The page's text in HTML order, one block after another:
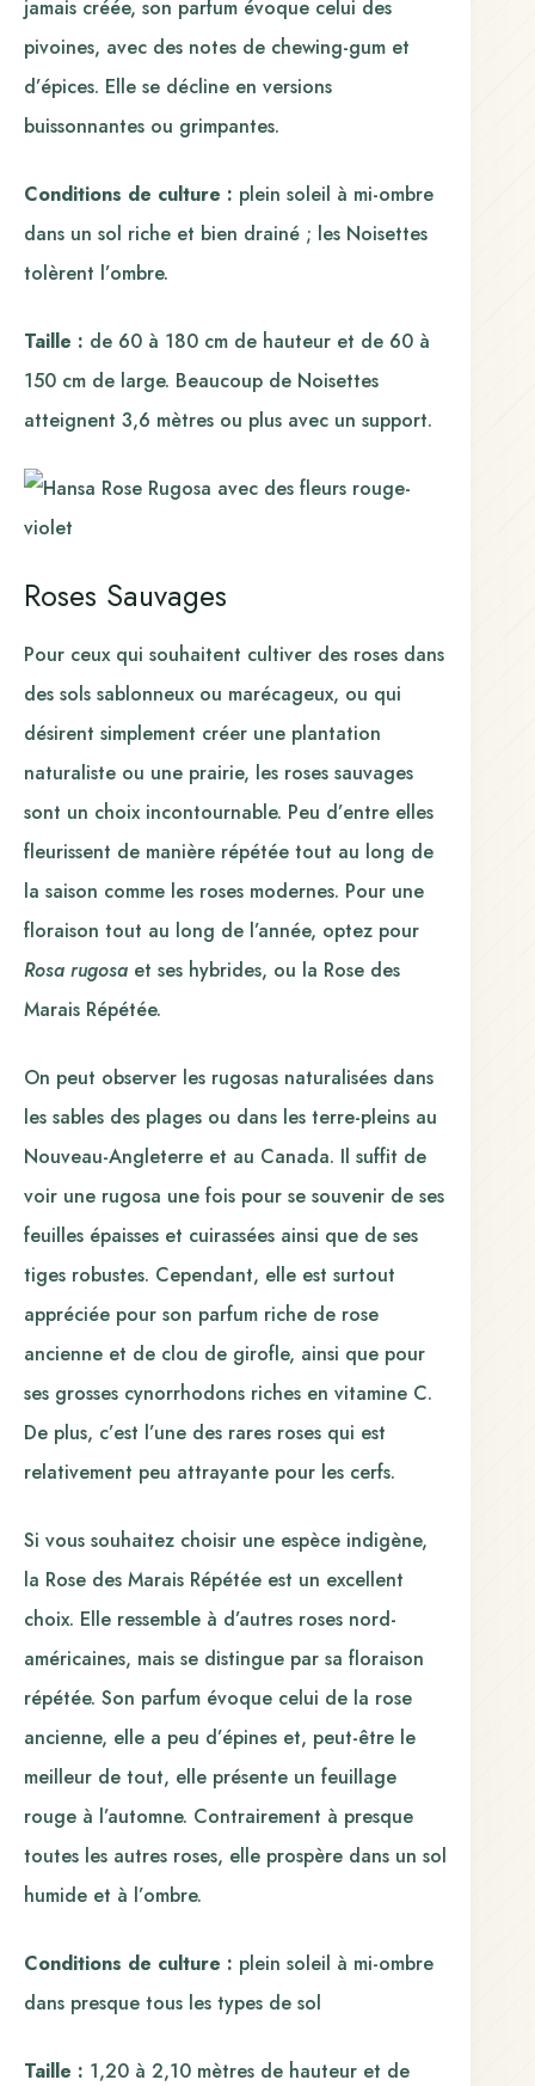
jamais créée, son parfum évoque celui des
pivoines, avec des notes de chewing-gum et
d’épices. Elle se décline en versions
buissonnantes ou grimpantes.
Conditions de culture : plein soleil à mi-ombre
dans un sol riche et bien drainé ; les Noisettes
tolèrent l’ombre.
Taille : de 60 à 180 cm de hauteur et de 60 à
150 cm de large. Beaucoup de Noisettes
atteignent 3,6 mètres ou plus avec un support.
Roses Sauvages
Pour ceux qui souhaitent cultiver des roses dans
des sols sablonneux ou marécageux, ou qui
désirent simplement créer une plantation
naturaliste ou une prairie, les roses sauvages
sont un choix incontournable. Peu d’entre elles
fleurissent de manière répétée tout au long de
la saison comme les roses modernes. Pour une
floraison tout au long de l’année, optez pour
Rosa rugosa et ses hybrides, ou la Rose des
Marais Répétée.
On peut observer les rugosas naturalisées dans
les sables des plages ou dans les terre-pleins au
Nouveau-Angleterre et au Canada. Il suffit de
voir une rugosa une fois pour se souvenir de ses
feuilles épaisses et cuirassées ainsi que de ses
tiges robustes. Cependant, elle est surtout
appréciée pour son parfum riche de rose
ancienne et de clou de girofle, ainsi que pour
ses grosses cynorrhodons riches en vitamine C.
De plus, c’est l’une des rares roses qui est
relativement peu attrayante pour les cerfs.
Si vous souhaitez choisir une espèce indigène,
la Rose des Marais Répétée est un excellent
choix. Elle ressemble à d’autres roses nord-
américaines, mais se distingue par sa floraison
répétée. Son parfum évoque celui de la rose
ancienne, elle a peu d’épines et, peut-être le
meilleur de tout, elle présente un feuillage
rouge à l’automne. Contrairement à presque
toutes les autres roses, elle prospère dans un sol
humide et à l’ombre.
Conditions de culture : plein soleil à mi-ombre
dans presque tous les types de sol
Taille : 1,20 à 2,10 mètres de hauteur et de